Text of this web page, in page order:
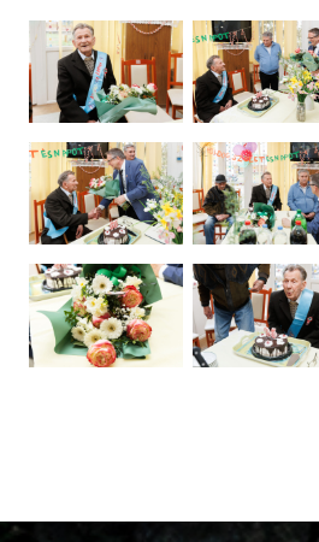
Ugrás a galéria utánra